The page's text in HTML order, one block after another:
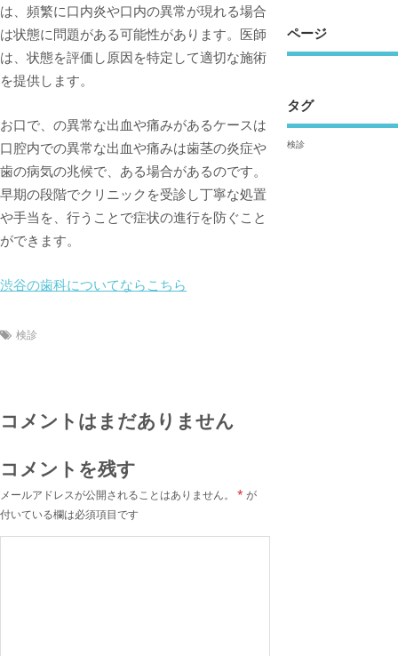
は、頻繁に口内炎や口内の異常が現れる場合
は状態に問題がある可能性があります。医師
は、状態を評価し原因を特定して適切な施術
を提供します。
お口で、の異常な出血や痛みがあるケースは
口腔内での異常な出血や痛みは歯茎の炎症や
歯の病気の兆候で、ある場合があるのです。
早期の段階でクリニックを受診し丁寧な処置
や手当を、行うことで症状の進行を防ぐこと
ができます。
渋谷の歯科についてならこちら
検診
コメントはまだありません
コメントを残す
メールアドレスが公開されることはありません。 * が
付いている欄は必須項目です
ページ
タグ
検診